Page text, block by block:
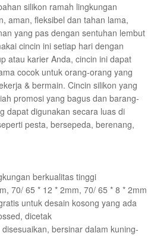
silikon ramah lingkungan
aman, fleksibel dan tahan lama,
yang pas dengan sentuhan lembut
cincin ini setiap hari dengan
atau karier Anda, cincin ini dapat
cocok untuk orang-orang yang
& bermain. Cincin silikon yang
promosi yang bagus dan barang-
dapat digunakan secara luas di
pesta, bersepeda, berenang,
berkualitas tinggi
70/ 65 * 12 * 2mm, 70/ 65 * 8 * 2mm
untuk desain kosong yang ada
dicetak
bersinar dalam kuning-